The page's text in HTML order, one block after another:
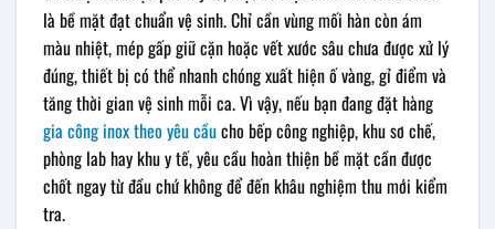
là bề mặt đạt chuẩn vệ sinh. Chỉ cần vùng mối hàn còn ám
màu nhiệt, mép gấp giữ cặn hoặc vết xước sâu chưa được xử lý
đúng, thiết bị có thể nhanh chóng xuất hiện ố vàng, gỉ điểm và
tăng thời gian vệ sinh mỗi ca. Vì vậy, nếu bạn đang đặt hàng
gia công inox theo yêu cầucho bếp công nghiệp, khu sơ chế,
phòng lab hay khu y tế, yêu cầu hoàn thiện bề mặt cần được
chốt ngay từ đầu chứ không để đến khâu nghiệm thu mới kiểm
tra.